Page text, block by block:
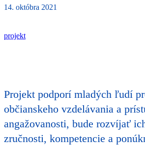
14. októbra 2021
projekt
Projekt podporí mladých ľudí
občianskeho vzdelávania a
angažovanosti, bude rozvíjať
zručnosti, kompetencie a